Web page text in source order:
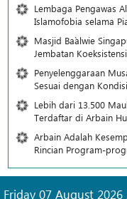
Lembaga Pengawas
Islamofobia selama
Masjid Ba`alwie
Jembatan
Penyelenggaraan
Sesuai dengan
Lebih dari 13.500
Terdaftar di Arbain
Arbain Adalah
Rincian Program-
Friday 07 August 2026